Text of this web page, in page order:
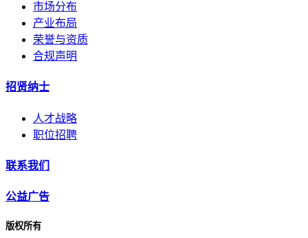
市场分布
产业布局
荣誉与资质
合规声明
招贤纳士
人才战略
职位招聘
联系我们
公益广告
版权所有